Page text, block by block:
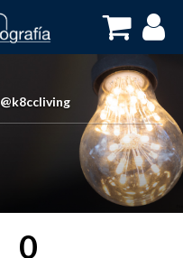
@k8ccliving
0